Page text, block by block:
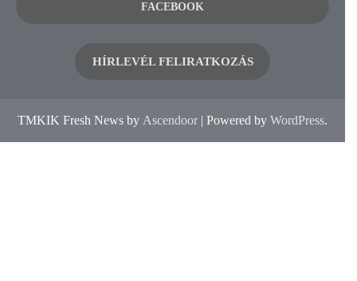
FACEBOOK
HÍRLEVÉL FELIRATKOZÁS
TMKIK Fresh News by Ascendoor | Powered by WordPress.